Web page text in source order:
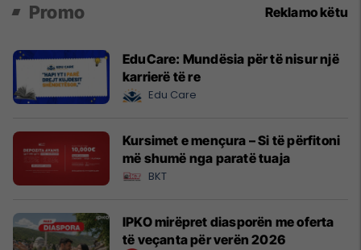
Promo Reklamo këtu
EduCare: Mundësia për të nisur një
karrierë të re
Edu Care
Kursimet e mençura – Si të përfitoni
më shumë nga paratë tuaja
BKT
IPKO mirëpret diasporën me oferta
të veçanta për verën 2026